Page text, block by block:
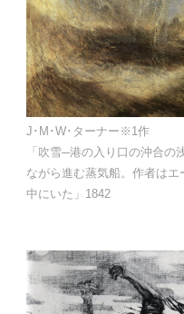
J･M･W･ターナー※1作
「吹雪─港の入り口の沖合の
ながら進む蒸気船。作者は
中にいた」1842